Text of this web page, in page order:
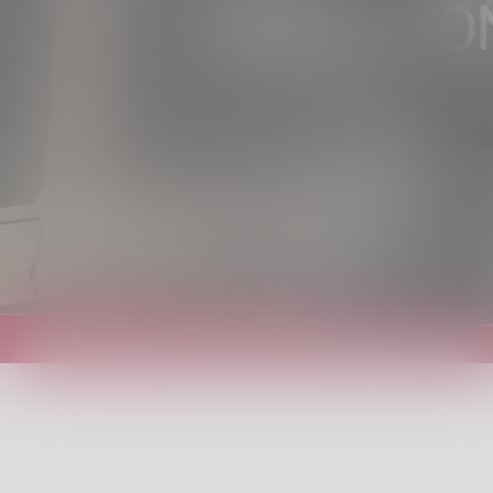
TRENI,